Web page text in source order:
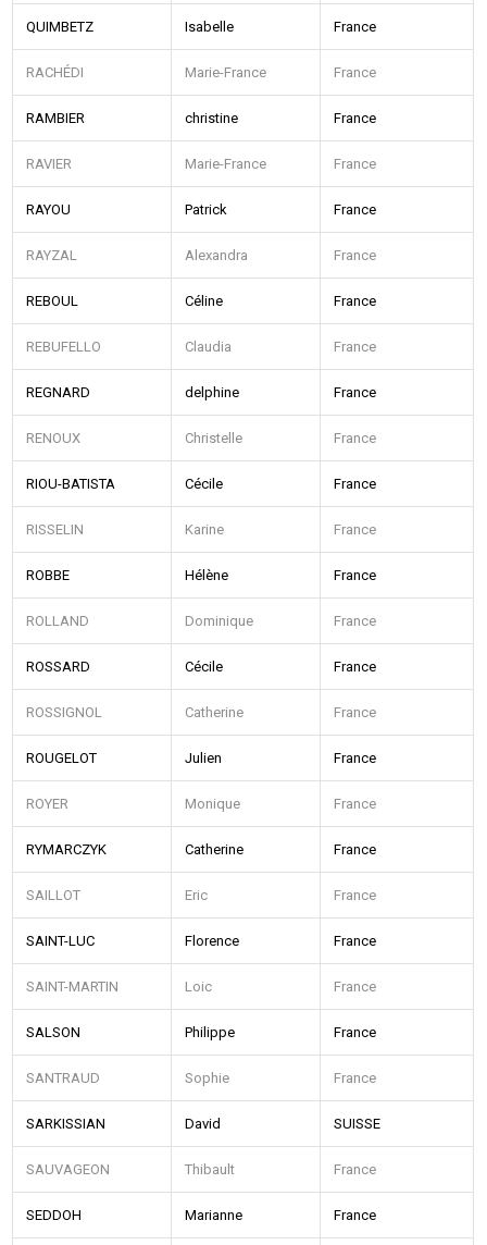
QUIMBETZ Isabelle France
RACHÉDI Marie-France France
RAMBIER christine France
RAVIER Marie-France France
RAYOU Patrick France
RAYZAL Alexandra France
REBOUL Céline France
REBUFELLO Claudia France
REGNARD delphine France
RENOUX Christelle France
RIOU-BATISTA Cécile France
RISSELIN Karine France
ROBBE Hélène France
ROLLAND Dominique France
ROSSARD Cécile France
ROSSIGNOL Catherine France
ROUGELOT Julien France
ROYER Monique France
RYMARCZYK Catherine France
SAILLOT Eric France
SAINT-LUC Florence France
SAINT-MARTIN Loic France
SALSON Philippe France
SANTRAUD Sophie France
SARKISSIAN David SUISSE
SAUVAGEON Thibault France
SEDDOH Marianne France